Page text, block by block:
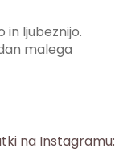
ljubeznijo.
malega
na Instagramu: